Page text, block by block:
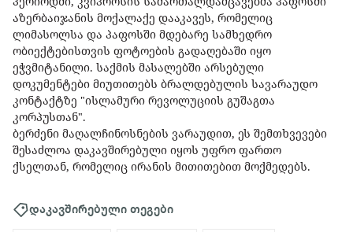
აზერბაიჯანის მოქალაქე დააკავეს, რომელიც
ლიმასოლსა და პაფოსში მდებარე სამხედრო
ობიექტებისთვის ფოტოების გადაღებაში იყო
ეჭვმიტანილი. საქმის მასალებში არსებული
დოკუმენტები მიუთითებს ბრალდებულის სავარაუდო
კონტაქტზე "ისლამური რევოლუციის გუშაგთა
კორპუსთან".
ბერძენი მაღალჩინოსნების ვარაუდით, ეს შემთხვევები
შესაძლოა დაკავშირებული იყოს უფრო ფართო
ქსელთან, რომელიც ირანის მითითებით მოქმედებს.
დაკავშირებული თეგები